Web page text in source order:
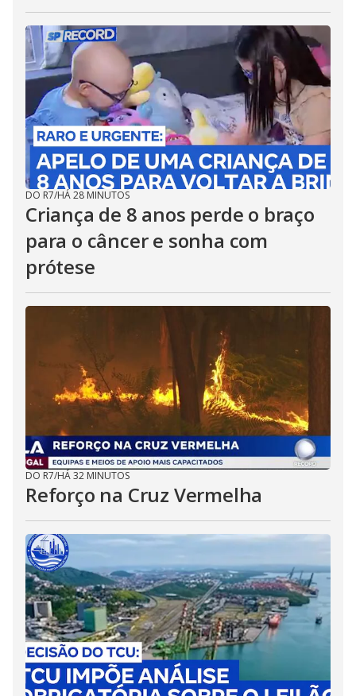
DO R7/HÁ 28 MINUTOS
Criança de 8 anos perde o braço
para o câncer e sonha com
prótese
DO R7/HÁ 32 MINUTOS
Reforço na Cruz Vermelha